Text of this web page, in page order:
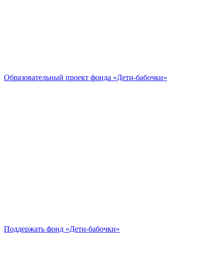
Образовательный проект фонда «Дети-бабочки»
Поддержать фонд «Дети-бабочки»